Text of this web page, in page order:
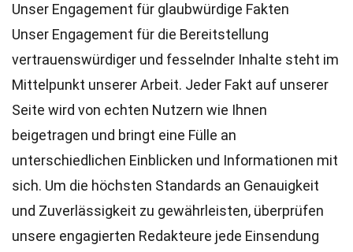
Unser Engagement für glaubwürdige Fakten
Unser Engagement für die Bereitstellung
vertrauenswürdiger und fesselnder Inhalte steht im
Mittelpunkt unserer Arbeit. Jeder Fakt auf unserer
Seite wird von echten Nutzern wie Ihnen
beigetragen und bringt eine Fülle an
unterschiedlichen Einblicken und Informationen mit
sich. Um die höchsten Standards an Genauigkeit
und Zuverlässigkeit zu gewährleisten, überprüfen
unsere engagierten Redakteure jede Einsendung